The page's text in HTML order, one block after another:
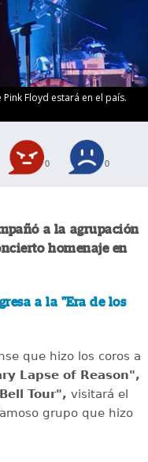
Floyd estará en el país.
0 0
a la agrupación
homenaje en
a la "Era de los
que hizo los coros a
Lapse of Reason",
Tour", visitará el
grupo que hizo